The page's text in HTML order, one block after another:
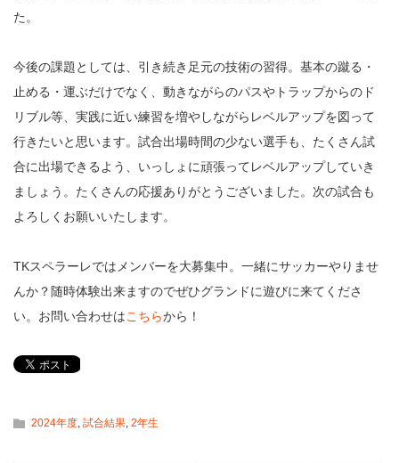
た。
今後の課題としては、引き続き足元の技術の習得。基本の蹴る・
止める・運ぶだけでなく、動きながらのパスやトラップからのド
リブル等、実践に近い練習を増やしながらレベルアップを図って
行きたいと思います。試合出場時間の少ない選手も、たくさん試
合に出場できるよう、いっしょに頑張ってレベルアップしていき
ましょう。たくさんの応援ありがとうございました。次の試合も
よろしくお願いいたします。
TKスペラーレではメンバーを大募集中。一緒にサッカーやりませ
んか？随時体験出来ますのでぜひグランドに遊びに来てくださ
い。お問い合わせはこちらから！
2024年度, 試合結果, 2年生